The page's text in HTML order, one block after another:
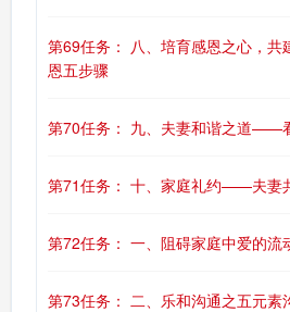
第69任务： 八、培育感恩之心，
恩五步骤
第70任务： 九、夫妻和谐之道——
第71任务： 十、家庭礼约——夫妻
第72任务： 一、阻碍家庭中爱的流
第73任务： 二、乐和沟通之五元素